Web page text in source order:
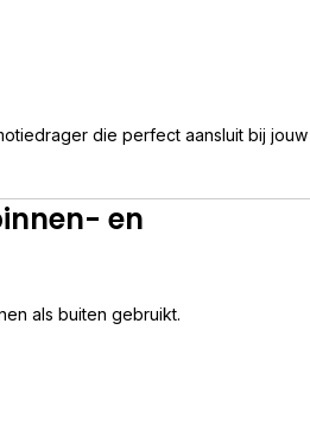
die perfect aansluit bij jouw
en
als buiten gebruikt.